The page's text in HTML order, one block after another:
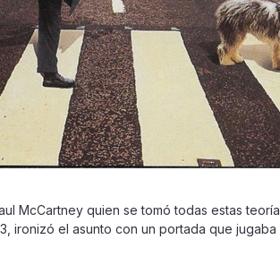
McCartney quien se tomó todas estas
ironizó el asunto con un portada que